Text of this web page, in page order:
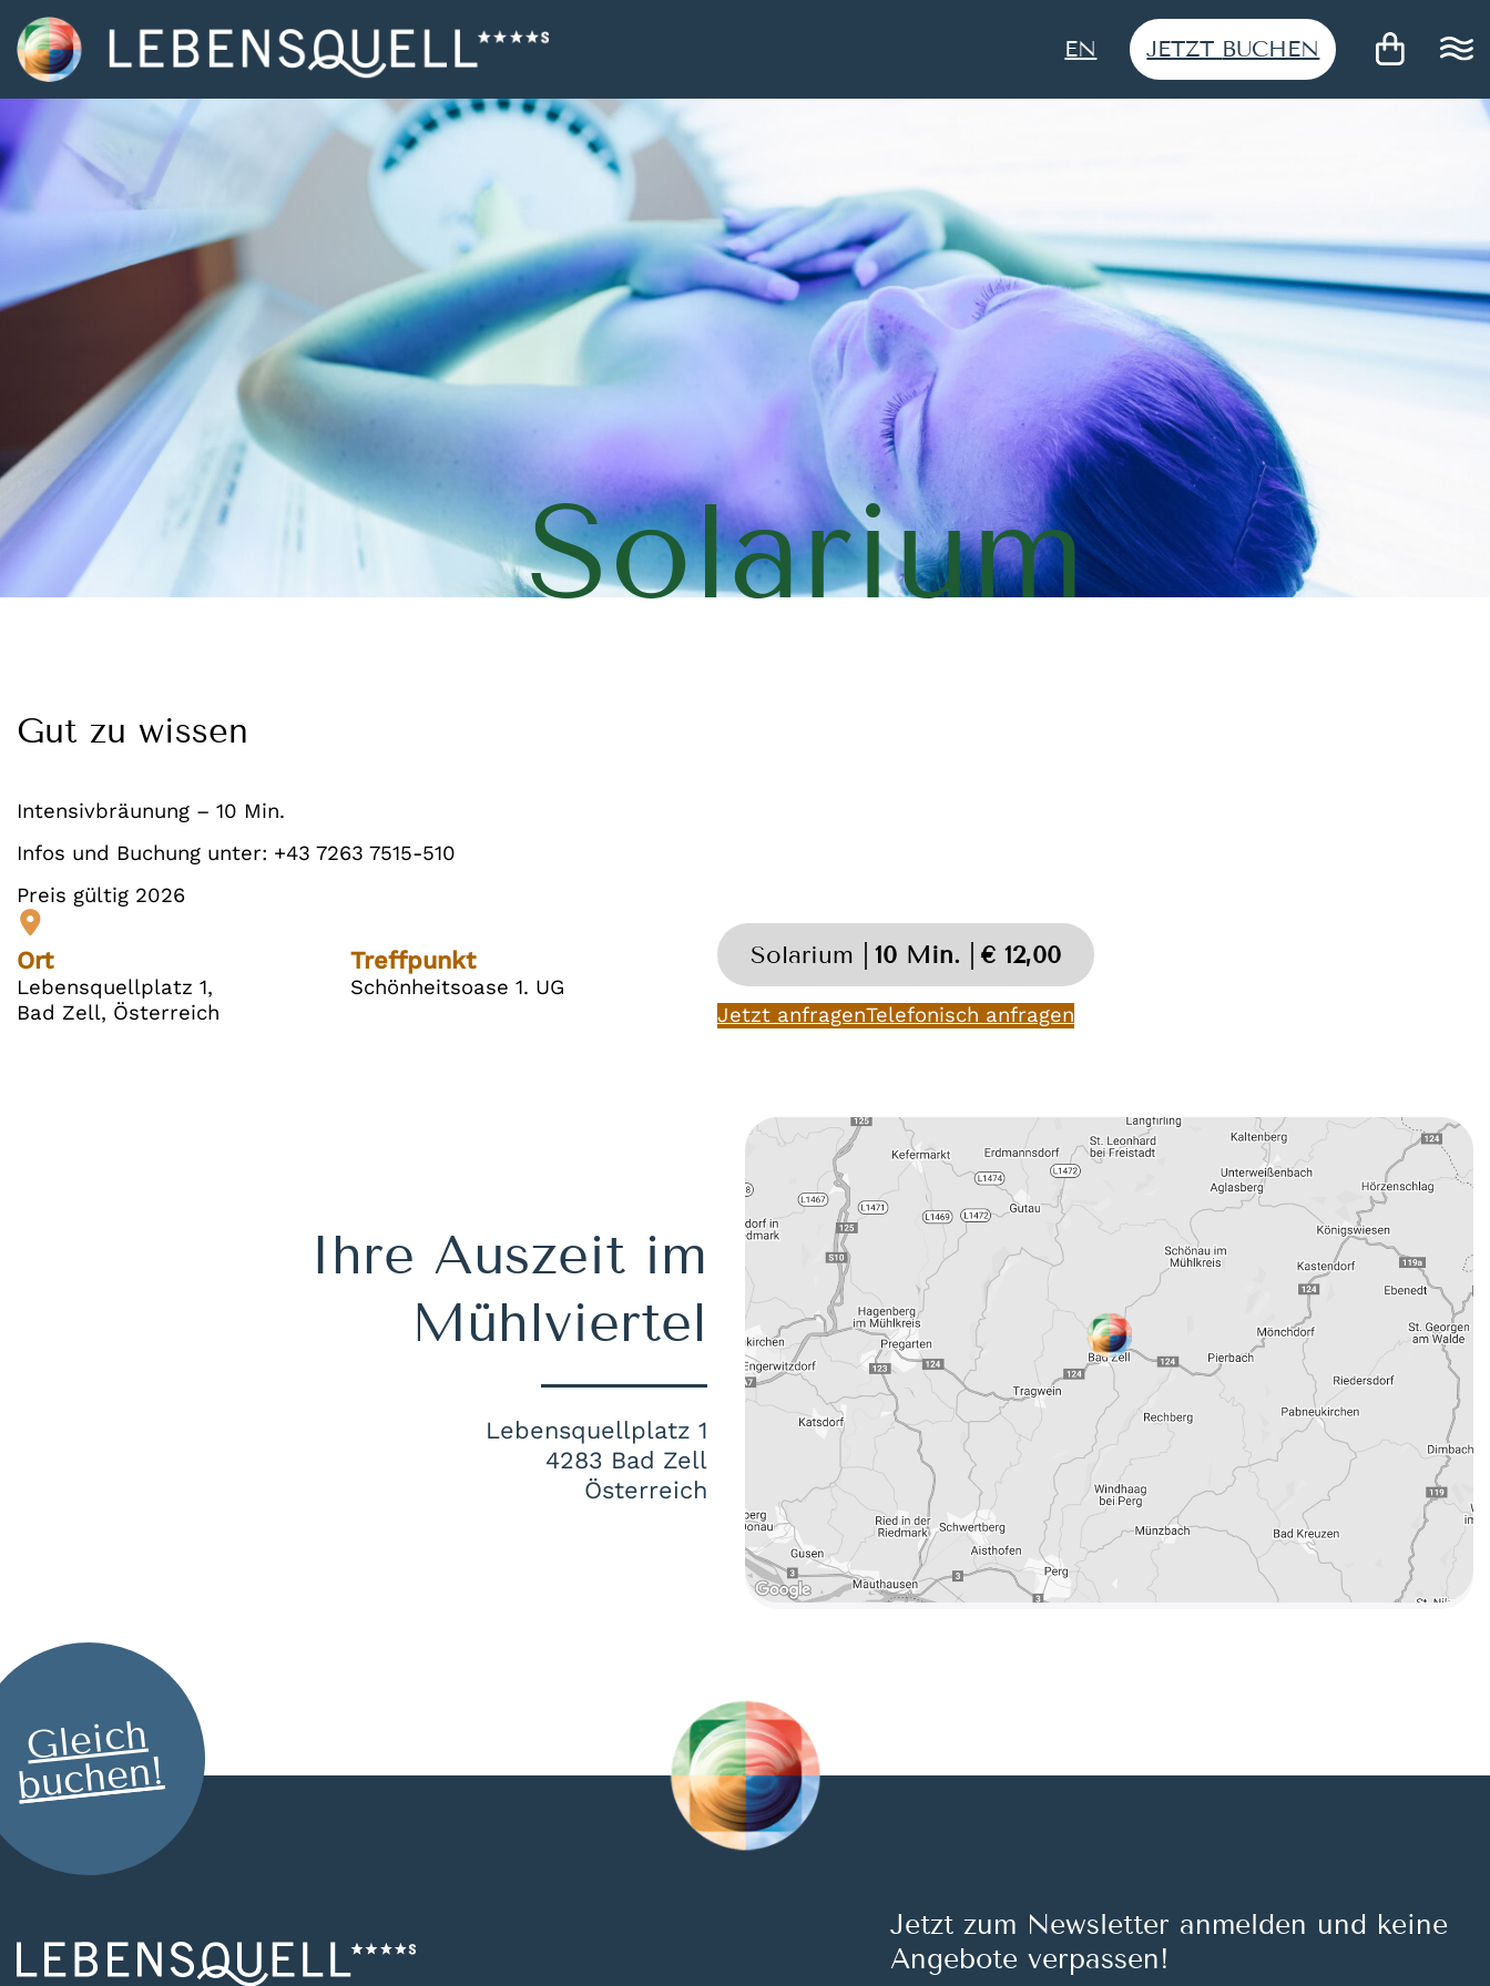
EN JETZT BUCHEN
Solarium
Gut zu wissen
Intensivbräunung – 10 Min.
Infos und Buchung unter: +43 7263 7515-510
Preis gültig 2026
Ort
Lebensquellplatz 1,
Bad Zell, Österreich
Treffpunkt
Schönheitsoase 1. UG
Solarium 10 Min. € 12,00
Jetzt anfragenTelefonisch anfragen
Ihre Auszeit im
Mühlviertel
Lebensquellplatz 1
4283 Bad Zell
Österreich
Gleich
buchen!
Jetzt zum Newsletter anmelden und keine
Angebote verpassen!